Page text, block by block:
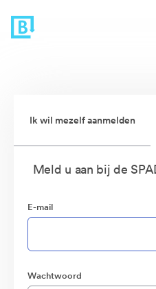
Ik wil mezelf aanmelden
Meld u aan bij de
E-mail
Wachtwoord